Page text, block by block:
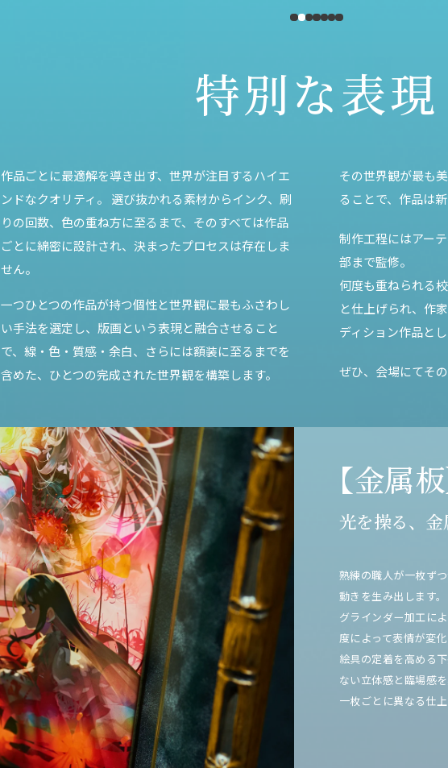
特別な表現
作品ごとに最適解を導き出す、世界が注目するハイエ
ンドなクオリティ。 選び抜かれる素材からインク、刷
りの回数、色の重ね方に至るまで、そのすべては作品
ごとに綿密に設計され、決まったプロセスは存在しま
せん。
一つひとつの作品が持つ個性と世界観に最もふさわし
い手法を選定し、版画という表現と融合させること
で、線・色・質感・余白、さらには額装に至るまでを
含めた、ひとつの完成された世界観を構築します。
その世界観が最も
ることで、作品は
制作工程にはアー
部まで監修。
何度も重ねられる
と仕上げられ、作
ディション作品とし
ぜひ、会場にてそ
【金属板
光を操る、金
熟練の職人が一枚ず
動きを生み出します。
グラインダー加工に
度によって表情が変化
絵具の定着を高める
ない立体感と臨場感
一枚ごとに異なる仕